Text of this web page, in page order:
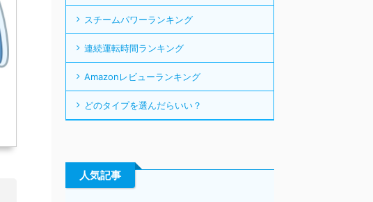
スチームパワーランキング
連続運転時間ランキング
Amazonレビューランキング
どのタイプを選んだらいい？
人気記事